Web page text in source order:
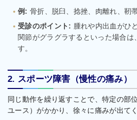
例: 骨折、脱臼、捻挫、肉離れ、靭
受診のポイント: 腫れや内出血がひ
関節がグラグラするといった場合
す。
2. スポーツ障害（慢性の痛み）
同じ動作を繰り返すことで、特定の部
ユース）がかかり、徐々に痛みが出て